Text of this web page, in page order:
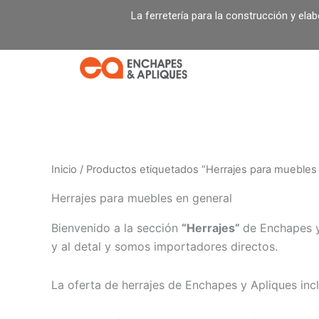
La ferretería para la construcción y
Inicio / Productos etiquetados “Herrajes para muebles
Herrajes para muebles en general
Bienvenido a la sección “Herrajes” de Enchapes
y al detal y somos importadores directos.
La oferta de herrajes de Enchapes y Apliques